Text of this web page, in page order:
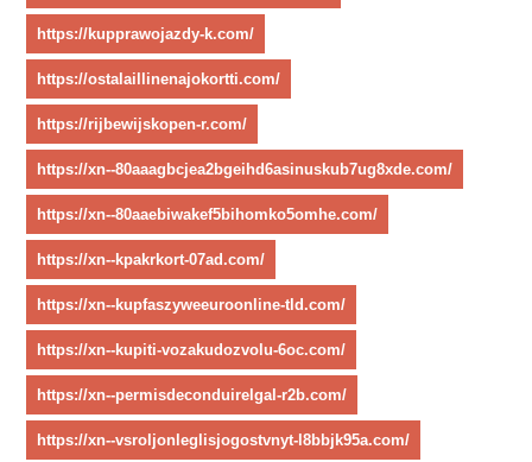
https://kupprawojazdy-k.com/
https://ostalaillinenajokortti.com/
https://rijbewijskopen-r.com/
https://xn--80aaagbcjea2bgeihd6asinuskub7ug8xde.com/
https://xn--80aaebiwakef5bihomko5omhe.com/
https://xn--kpakrkort-07ad.com/
https://xn--kupfaszyweeuroonline-tld.com/
https://xn--kupiti-vozakudozvolu-6oc.com/
https://xn--permisdeconduirelgal-r2b.com/
https://xn--vsroljonleglisjogostvnyt-l8bbjk95a.com/